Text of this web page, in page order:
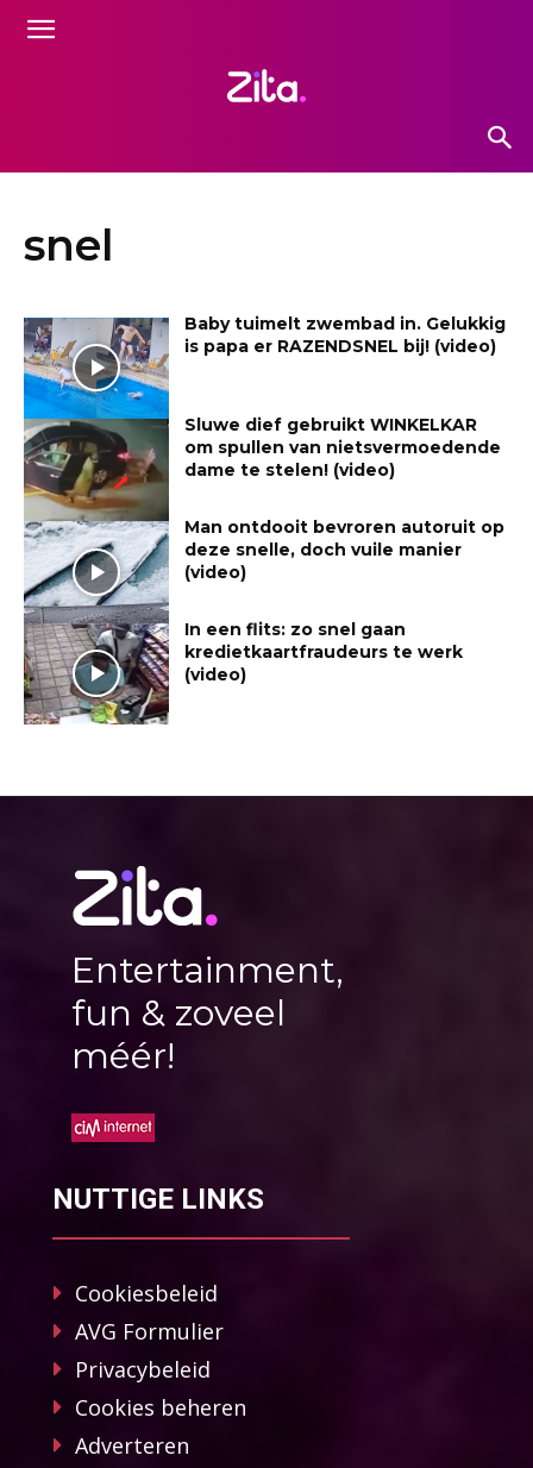
snel
Baby tuimelt zwembad in. Gelukkig
is papa er RAZENDSNEL bij! (video)
Sluwe dief gebruikt WINKELKAR
om spullen van nietsvermoedende
dame te stelen! (video)
Man ontdooit bevroren autoruit op
deze snelle, doch vuile manier
(video)
In een flits: zo snel gaan
kredietkaartfraudeurs te werk
(video)
Entertainment,
fun & zoveel
méér!
NUTTIGE LINKS
Cookiesbeleid
AVG Formulier
Privacybeleid
Cookies beheren
Adverteren